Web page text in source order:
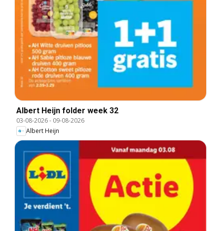
Albert Heijn folder week 32
03-08-2026- 09-08-2026
Albert Heijn